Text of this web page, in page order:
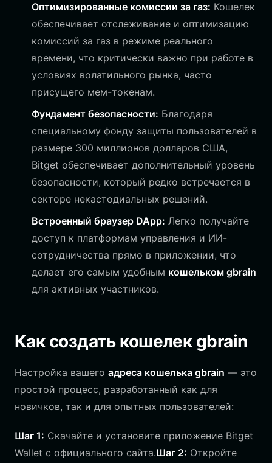
Оптимизированные комиссии за газ: Кошелек
обеспечивает отслеживание и оптимизацию
комиссий за газ в режиме реального
времени, что критически важно при работе в
условиях волатильного рынка, часто
присущего мем-токенам.
Фундамент безопасности: Благодаря
специальному фонду защиты пользователей в
размере 300 миллионов долларов США,
Bitget обеспечивает дополнительный уровень
безопасности, который редко встречается в
секторе некастодиальных решений.
Встроенный браузер DApp: Легко получайте
доступ к платформам управления и ИИ-
сотрудничества прямо в приложении, что
делает его самым удобным кошельком gbrain
для активных участников.
Как создать кошелек gbrain
Настройка вашего адреса кошелька gbrain — это
простой процесс, разработанный как для
новичков, так и для опытных пользователей:
Шаг 1: Скачайте и установите приложение Bitget
Wallet с официального сайта.Шаг 2: Откройте